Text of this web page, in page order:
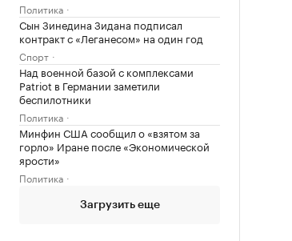
Политика
Сын Зинедина Зидана подписал
контракт с «Леганесом» на один год
Спорт
Над военной базой с комплексами
Patriot в Германии заметили
беспилотники
Политика
Минфин США сообщил о «взятом за
горло» Иране после «Экономической
ярости»
Политика
Загрузить еще